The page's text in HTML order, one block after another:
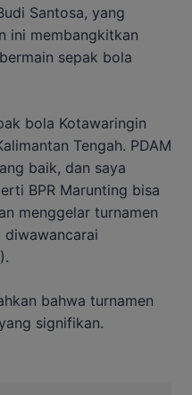
Santosa, yang
ini membangkitkan
sepak bola
bola Kotawaringin
Tengah. PDAM
baik, dan saya
BPR Marunting bisa
menggelar turnamen
diwawancarai
bahwa turnamen
signifikan.